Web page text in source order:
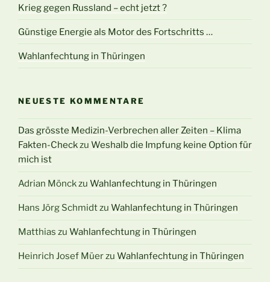
Krieg gegen Russland – echt jetzt ?
Günstige Energie als Motor des Fortschritts …
Wahlanfechtung in Thüringen
NEUESTE KOMMENTARE
Das grösste Medizin-Verbrechen aller Zeiten – Klima
Fakten-Checkzu Weshalb die Impfung keine Option für
mich ist
Adrian Mönckzu Wahlanfechtung in Thüringen
Hans Jörg Schmidtzu Wahlanfechtung in Thüringen
Matthias zu Wahlanfechtung in Thüringen
Heinrich Josef Müerzu Wahlanfechtung in Thüringen